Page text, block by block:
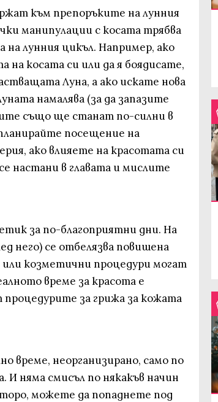
към препоръките на лунния
манипулации с косата трябва
на лунния цикъл. Например, ако
косата си или да я боядисате,
Луна, а ако искате нова
намалява (за да запазите
също ще станат по-силни в
посещение на
ако влияете на красотата си
настани в главата и мислите
за по-благоприятни дни. На
него) се отбелязва повишена
козметични процедури могат
време за красота е
за грижа за кожата
време, неорганизирано, само по
И няма смисъл по някакъв начин
можете да попаднете под